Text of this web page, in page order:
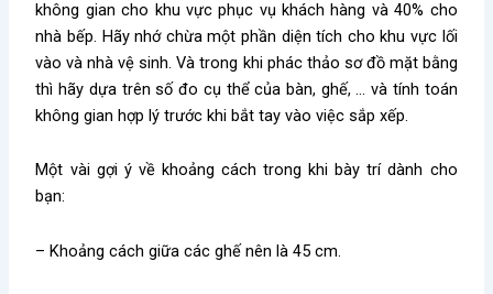
không gian cho khu vực phục vụ khách hàng và 40% cho
nhà bếp. Hãy nhớ chừa một phần diện tích cho khu vực lối
vào và nhà vệ sinh. Và trong khi phác thảo sơ đồ mặt bằng
thì hãy dựa trên số đo cụ thể của bàn, ghế, … và tính toán
không gian hợp lý trước khi bắt tay vào việc sắp xếp.
Một vài gợi ý về khoảng cách trong khi bày trí dành cho
bạn:
– Khoảng cách giữa các ghế nên là 45 cm.